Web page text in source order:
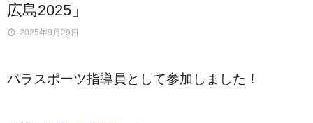
広島2025」
2025年9月29日
パラスポーツ指導員として参加しました！